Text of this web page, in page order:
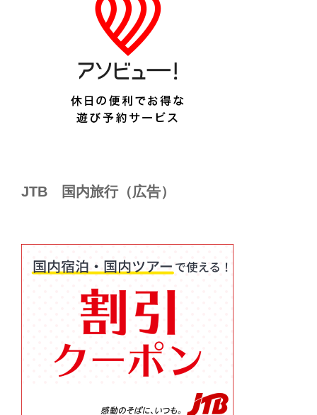
JTB 国内旅行（広告）